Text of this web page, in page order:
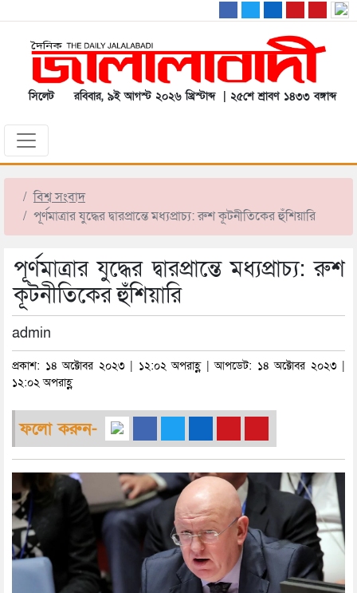
সিলেট রবিবার, ৯ই আগস্ট ২০২৬ খ্রিস্টাব্দ | ২৫শে শ্রাবণ ১৪৩৩ বঙ্গাব্দ
বিশ্ব সংবাদ
পূর্ণমাত্রার যুদ্ধের দ্বারপ্রান্তে মধ্যপ্রাচ্য: রুশ কূটনীতিকের হুঁশিয়ারি
পূর্ণমাত্রার যুদ্ধের দ্বারপ্রান্তে মধ্যপ্রাচ্য: রুশ
কূটনীতিকের হুঁশিয়ারি
admin
প্রকাশ: ১৪ অক্টোবর ২০২৩ | ১২:০২ অপরাহ্ণ | আপডেট: ১৪ অক্টোবর ২০২৩ |
১২:০২ অপরাহ্ণ
ফলো করুন-